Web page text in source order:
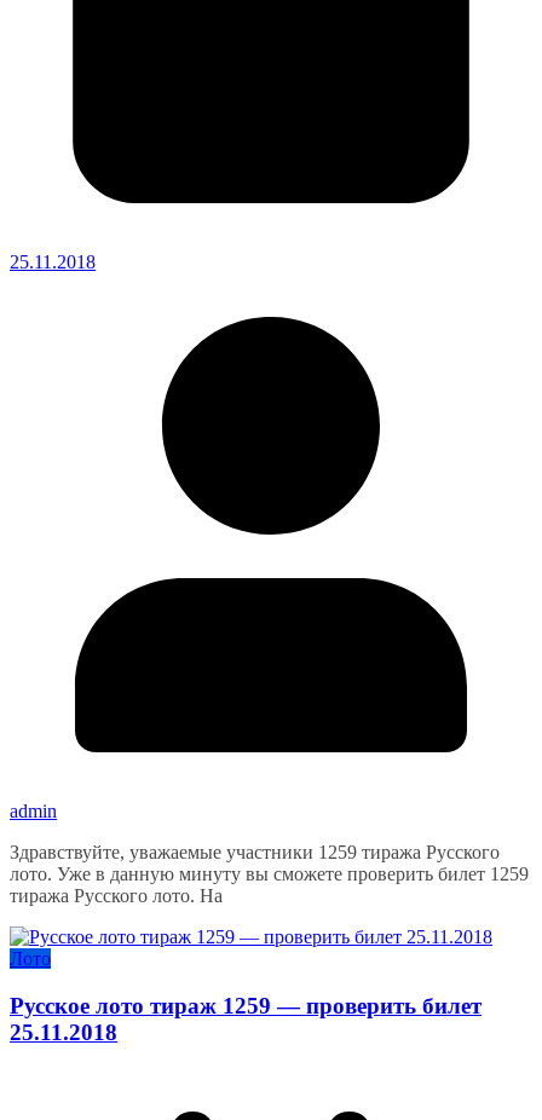
25.11.2018
admin
Здравствуйте, уважаемые участники 1259 тиража Русского
лото. Уже в данную минуту вы сможете проверить билет 1259
тиража Русского лото. На
Лото
Русское лото тираж 1259 — проверить билет
25.11.2018